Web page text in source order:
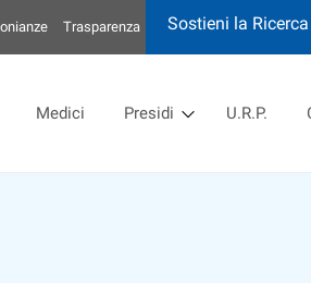
Trasparenza Sostieni la Ricerca
Medici Presidi U.R.P.